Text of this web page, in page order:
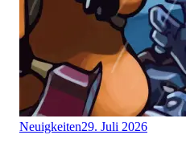
Neuigkeiten29. Juli 2026